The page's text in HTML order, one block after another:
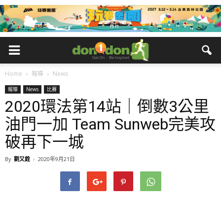
Home 報導 News
報導 News 比賽
2020環法第14站｜倒數3公里
油門一加 Team Sunweb完美攻
破再下一城
By 劉又銓 - 2020年9月21日